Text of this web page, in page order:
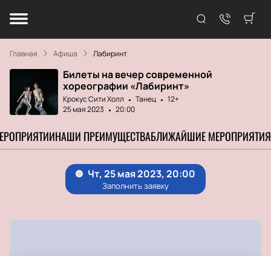
Главная Афиша Лабиринт
Билеты на вечер современной
хореографии «Лабиринт»
Крокус Сити Холл Танец
12+
25 мая 2023
20:00
НАШИ ПРЕИМУЩЕСТВАБЛИЖАЙШИЕ МЕРОПРИЯТИЯ